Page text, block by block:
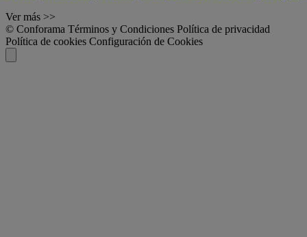
Ver más >>
© Conforama Términos y Condiciones Política de privacidad
Política de cookies Configuración de Cookies